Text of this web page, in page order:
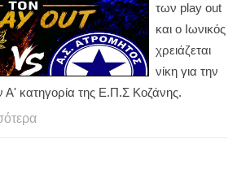
των play out
και ο Ιωνικός
χρειάζεται
νίκη για την
Α' κατηγορία της Ε.Π.Σ Κοζάνης.